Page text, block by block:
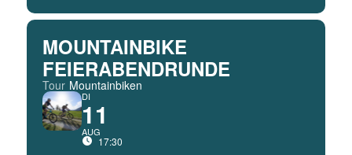
MOUNTAINBIKE
FEIERABENDRUNDE
Tour Mountainbiken
DI
11
AUG
17:30